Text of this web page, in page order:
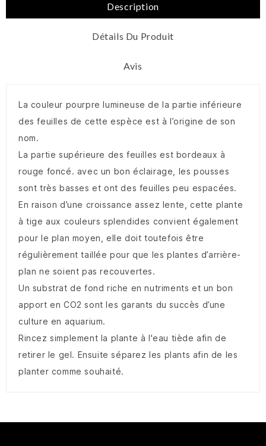
Description
Détails Du Produit
Avis
La couleur pourpre lumineuse de la partie inférieure
des feuilles de cette espèce est à l’origine de son
nom.
La partie supérieure des feuilles est bordeaux à
rouge foncé. avec un bon éclairage, les pousses
sont très basses et ont des feuilles peu espacées.
En raison d’une croissance assez lente, cette plante
à tige aux couleurs splendides convient également
pour le plan moyen, elle doit toutefois être
régulièrement taillée pour que les plantes d’arrière-
plan ne soient pas recouvertes.
Un substrat de fond riche en nutriments et un bon
apport en CO2 sont les garants du succès d’une
culture en aquarium.
Rincez simplement la plante à l'eau tiède afin de
retirer le gel. Ensuite séparez les plants afin de les
planter comme souhaité.